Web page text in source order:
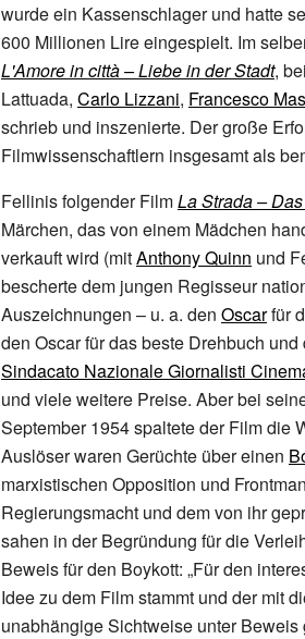
wurde ein Kassenschlager und hatte
600 Millionen Lire eingespielt. Im
L'Amore in città – Liebe in der Stadt,
Lattuada, Carlo Lizzani, Francesco
schrieb und inszenierte. Der große
Filmwissenschaftlern insgesamt als
Fellinis folgender FilmLa Strada –
Märchen, das von einem Mädchen
verkauft wird (mitAnthony Quinn und
bescherte dem jungen Regisseur
Auszeichnungen – u. a. den Oscarfür
den Oscar für das beste Drehbuch
Sindacato Nazionale Giornalisti
und viele weitere Preise. Aber bei
September 1954 spaltete der Film die
Auslöser waren Gerüchte über einen
marxistischen Opposition und
Regierungsmacht und dem von ihr
sahen in der Begründung für die
Beweis für den Boykott: „Für den
Idee zu dem Film stammt und der mit
unabhängige Sichtweise unter